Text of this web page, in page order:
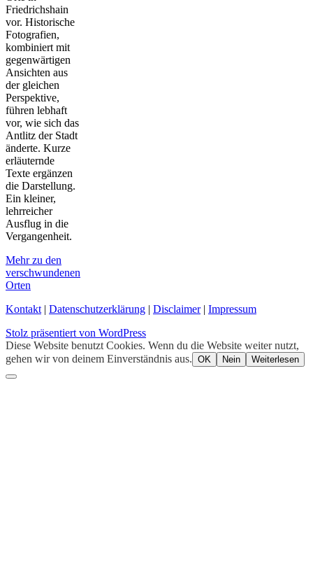
Friedrichshain
vor. Historische
Fotografien,
kombiniert mit
gegenwärtigen
Ansichten aus
der gleichen
Perspektive,
führen lebhaft
vor, wie sich das
Antlitz der Stadt
änderte. Kurze
erläuternde
Texte ergänzen
die Darstellung.
Ein kleiner,
lehrreicher
Ausflug in die
Vergangenheit.
Mehr zu den
verschwundenen
Orten
Kontakt | Datenschutzerklärung | Disclaimer| Impressum
Stolz präsentiert von WordPress
Diese Website benutzt Cookies. Wenn du die Website weiter nutzt,
gehen wir von deinem Einverständnis aus. OK Nein Weiterlesen